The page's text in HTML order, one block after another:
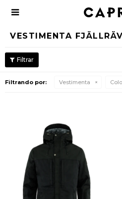

VESTIMENTA
Filtrando por: Vestimenta